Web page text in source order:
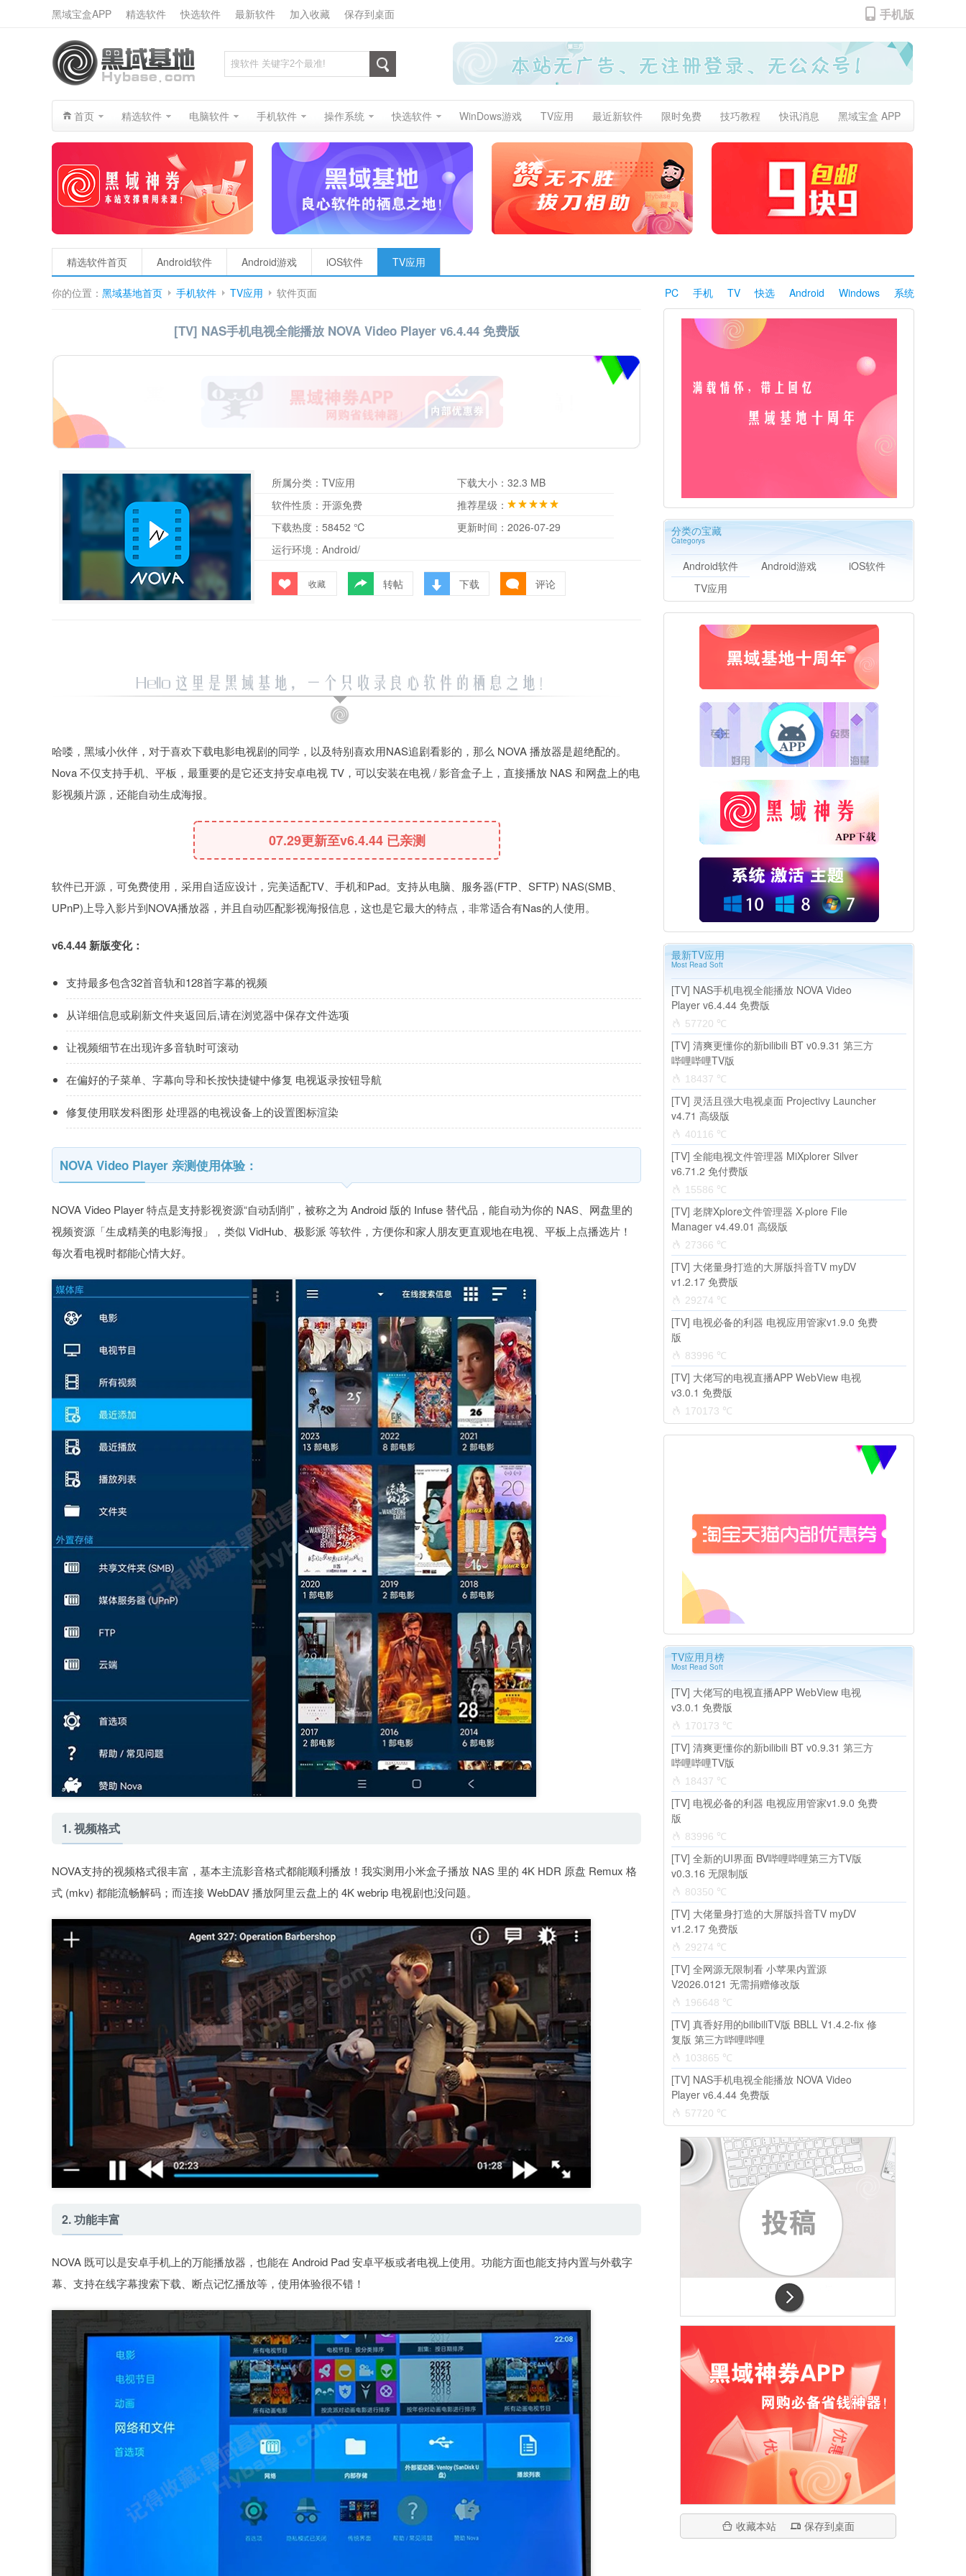
黑域宝盒APP 精选软件 快选软件 最新软件 加入收藏 保存到桌面 手机版
首页 精选软件 电脑软件 手机软件 操作系统 快选软件 WinDows游戏 TV应用 最近新软件 限时免费 技巧教程 快讯消息 黑域宝盒 APP
精选软件首页 Android软件 Android游戏 iOS软件 TV应用
你的位置： 黑域基地首页 手机软件 TV应用 软件页面 PC 手机 TV 快选 Android Windows 系统
[TV] NAS手机电视全能播放 NOVA Video Player v6.4.44 免费版
所属分类： TV应用 下载大小： 32.3 MB
软件性质： 开源免费
推荐星级：
下载热度： 58452 ℃ 更新时间： 2026-07-29
运行环境： Android/
收藏 转帖 下载 评论
哈喽，黑域小伙伴，对于喜欢下载电影电视剧的同学，以及特别喜欢用NAS追剧看影的，那么 NOVA 播放器是超绝配的。
Nova 不仅支持手机、平板，最重要的是它还支持安卓电视 TV，可以安装在电视 / 影音盒子上，直接播放 NAS 和网盘上的电
影视频片源，还能自动生成海报。
07.29更新至v6.4.44 已亲测
软件已开源，可免费使用，采用自适应设计，完美适配TV、手机和Pad。支持从电脑、服务器(FTP、SFTP) NAS(SMB、
UPnP)上导入影片到NOVA播放器，并且自动匹配影视海报信息，这也是它最大的特点，非常适合有Nas的人使用。
v6.4.44 新版变化：
支持最多包含32首音轨和128首字幕的视频
从详细信息或刷新文件夹返回后,请在浏览器中保存文件选项
让视频细节在出现许多音轨时可滚动
在偏好的子菜单、字幕向导和长按快捷键中修复 电视返录按钮导航
修复使用联发科图形 处理器的电视设备上的设置图标渲染
NOVA Video Player 亲测使用体验：
NOVA Video Player 特点是支持影视资源“自动刮削”，被称之为 Android 版的 Infuse 替代品，能自动为你的 NAS、网盘里的
视频资源「生成精美的电影海报」，类似 VidHub、极影派 等软件，方便你和家人朋友更直观地在电视、平板上点播选片！
每次看电视时都能心情大好。
1. 视频格式
NOVA支持的视频格式很丰富，基本主流影音格式都能顺利播放！我实测用小米盒子播放 NAS 里的 4K HDR 原盘 Remux 格
式 (mkv) 都能流畅解码；而连接 WebDAV 播放阿里云盘上的 4K webrip 电视剧也没问题。
2. 功能丰富
NOVA 既可以是安卓手机上的万能播放器，也能在 Android Pad 安卓平板或者电视上使用。功能方面也能支持内置与外载字
幕、支持在线字幕搜索下载、断点记忆播放等，使用体验很不错！
分类の宝藏
Categorys
Android软件 Android游戏
iOS软件
TV应用
最新TV应用
Most Read Soft
[TV] NAS手机电视全能播放 NOVA Video
Player v6.4.44 免费版
57720 ℃
[TV] 清爽更懂你的新bilibili BT v0.9.31 第三方
哔哩哔哩TV版
18437 ℃
[TV] 灵活且强大电视桌面 Projectivy Launcher
v4.71 高级版
40116 ℃
[TV] 全能电视文件管理器 MiXplorer Silver
v6.71.2 免付费版
15586 ℃
[TV] 老牌Xplore文件管理器 X-plore File
Manager v4.49.01 高级版
27366 ℃
[TV] 大佬量身打造的大屏版抖音TV myDV
v1.2.17 免费版
29274 ℃
[TV] 电视必备的利器 电视应用管家v1.9.0 免费
版
83996 ℃
[TV] 大佬写的电视直播APP WebView 电视
v3.0.1 免费版
170173 ℃
TV应用月榜
Most Read Soft
[TV] 大佬写的电视直播APP WebView 电视
v3.0.1 免费版
170173 ℃
[TV] 清爽更懂你的新bilibili BT v0.9.31 第三方
哔哩哔哩TV版
18437 ℃
[TV] 电视必备的利器 电视应用管家v1.9.0 免费
版
83996 ℃
[TV] 全新的UI界面 BV哔哩哔哩第三方TV版
v0.3.16 无限制版
80350 ℃
[TV] 大佬量身打造的大屏版抖音TV myDV
v1.2.17 免费版
29274 ℃
[TV] 全网源无限制看 小苹果内置源
V2026.0121 无需捐赠修改版
196648 ℃
[TV] 真香好用的bilibiliTV版 BBLL V1.4.2-fix 修
复版 第三方哔哩哔哩
103865 ℃
[TV] NAS手机电视全能播放 NOVA Video
Player v6.4.44 免费版
57720 ℃
收藏本站 保存到桌面